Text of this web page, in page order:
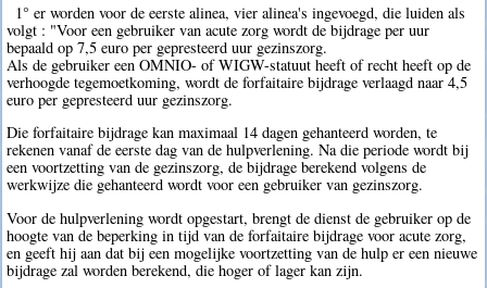
1° er worden voor de eerste alinea, vier alinea's ingevoegd, die luiden als
volgt : "Voor een gebruiker van acute zorg wordt de bijdrage per uur
bepaald op 7,5 euro per gepresteerd uur gezinszorg.
Als de gebruiker een OMNIO- of WIGW-statuut heeft of recht heeft op de
verhoogde tegemoetkoming, wordt de forfaitaire bijdrage verlaagd naar 4,5
euro per gepresteerd uur gezinszorg.
Die forfaitaire bijdrage kan maximaal 14 dagen gehanteerd worden, te
rekenen vanaf de eerste dag van de hulpverlening. Na die periode wordt bij
een voortzetting van de gezinszorg, de bijdrage berekend volgens de
werkwijze die gehanteerd wordt voor een gebruiker van gezinszorg.
Voor de hulpverlening wordt opgestart, brengt de dienst de gebruiker op de
hoogte van de beperking in tijd van de forfaitaire bijdrage voor acute zorg,
en geeft hij aan dat bij een mogelijke voortzetting van de hulp er een nieuwe
bijdrage zal worden berekend, die hoger of lager kan zijn.